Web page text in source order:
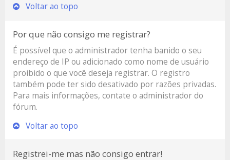
Voltar ao topo
Por que não consigo me registrar?
É possível que o administrador tenha banido o seu
endereço de IP ou adicionado como nome de usuário
proibido o que você deseja registrar. O registro
também pode ter sido desativado por razões privadas.
Para mais informações, contate o administrador do
fórum.
Voltar ao topo
Registrei-me mas não consigo entrar!